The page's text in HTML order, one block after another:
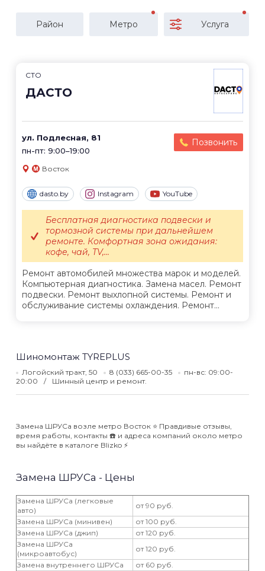
Район Метро Услуга
СТО
ДАСТО
ул. Подлесная, 81
пн-пт: 9:00–19:00
Позвонить
Восток
dasto.by Instagram YouTube
Ремонт автомобилей множества марок и моделей.
Компьютерная диагностика. Замена масел. Ремонт
подвески. Ремонт выхлопной системы. Ремонт и
обслуживание системы охлаждения. Ремонт...
Бесплатная диагностика подвески и
тормозной системы при дальнейшем
ремонте. Комфортная зона ожидания:
кофе, чай, TV,...
Шиномонтаж TYREPLUS
Логойский тракт, 50 8 (033) 665-00-35
пн-вс: 09:00-
20:00
Шинный центр и ремонт.
Замена ШРУСа возле метро Восток ⭐️ Правдивые отзывы,
время работы, контакты ☎️ и адреса компаний около метро
вы найдёте в каталоге Blizko ⚡️
Замена ШРУСа - Цены
Замена ШРУСа (легковые
авто)
от 90 руб.
Замена ШРУСа (минивен)
от 100 руб.
Замена ШРУСа (джип)
от 120 руб.
Замена ШРУСа
(микроавтобус)
от 120 руб.
Замена внутреннего ШРУСа
от 60 руб.